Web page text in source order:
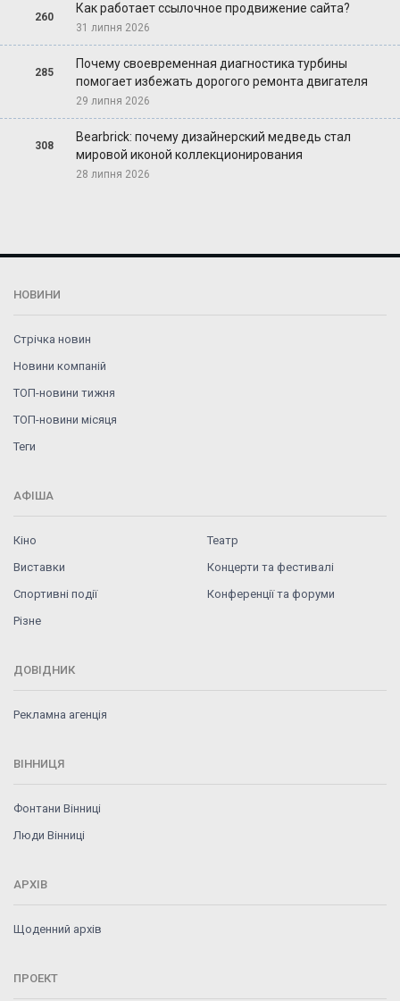
260
Как работает ссылочное продвижение сайта?
31 липня 2026
285
Почему своевременная диагностика турбины
помогает избежать дорогого ремонта двигателя
29 липня 2026
308
Bearbrick: почему дизайнерский медведь стал
мировой иконой коллекционирования
28 липня 2026
НОВИНИ
Стрічка новин
Новини компаній
ТОП-новини тижня
ТОП-новини місяця
Теги
АФІША
Кіно
Театр
Виставки
Концерти та фестивалі
Спортивні події
Конференції та форуми
Різне
ДОВІДНИК
Рекламна агенція
ВІННИЦЯ
Фонтани Вінниці
Люди Вінниці
АРХІВ
Щоденний архів
ПРОЕКТ